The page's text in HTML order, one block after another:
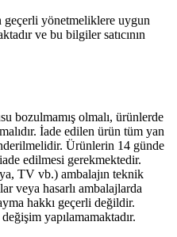
yönetmeliklere uygun
ve bu bilgiler satıcının
bozulmamış olmalı, ürünlerde
İade edilen ürün tüm yan
Ürünlerin 14 günde
edilmesi gerekmektedir.
TV vb.) ambalajın teknik
veya hasarlı ambalajlarda
hakkı geçerli değildir.
yapılamamaktadır.